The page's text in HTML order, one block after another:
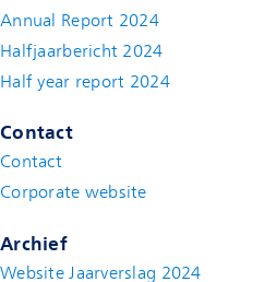
Annual Report 2024
Halfjaarbericht 2024
Half year report 2024(new window)
Contact
Contact
Corporate website
Archief
Website Jaarverslag 2024